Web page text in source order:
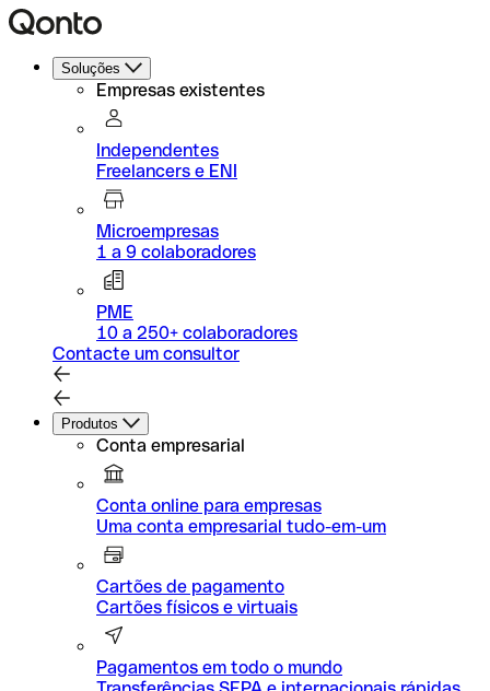
Soluções
Empresas existentes
Independentes
Freelancers e ENI
Microempresas
1 a 9 colaboradores
PME
10 a 250+ colaboradores
Contacte um consultor
Produtos
Conta empresarial
Conta online para empresas
Uma conta empresarial tudo-em-um
Cartões de pagamento
Cartões físicos e virtuais
Pagamentos em todo o mundo